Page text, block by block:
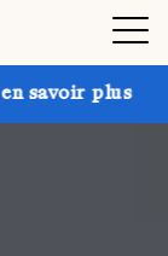
Profite de